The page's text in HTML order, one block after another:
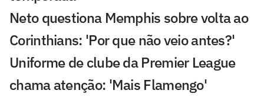
Neto questiona Memphis sobre volta ao
Corinthians: 'Por que não veio antes?'
Uniforme de clube da Premier League
chama atenção: 'Mais Flamengo'